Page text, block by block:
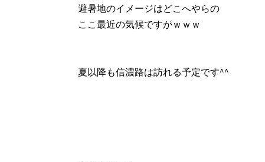
避暑地のイメージはどこへやらの
ここ最近の気候ですがｗｗｗ
夏以降も信濃路は訪れる予定です^^